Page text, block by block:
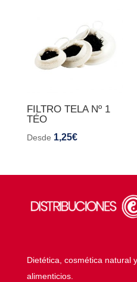
FILTRO TELA Nº 1
TÉO
Desde 1,25€
Dietética, cosmética natural
alimenticios.